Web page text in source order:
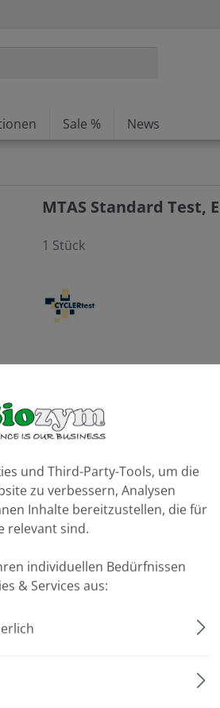
Sale % News
MTAS Standard Test,
1 Stück
Vergleichen
und Third-Party-Tools, um die
zu verbessern, Analysen
Inhalte bereitzustellen, die für
relevant sind.
individuellen Bedürfnissen
& Services aus: